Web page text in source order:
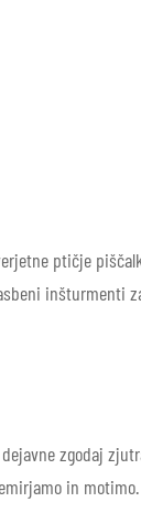
ptičje
inšturmenti
zgodaj
in